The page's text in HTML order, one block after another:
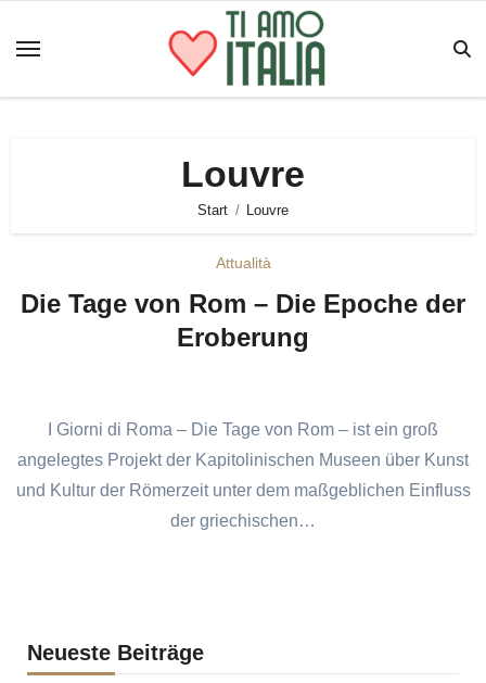
Inhalt
Louvre
Start Louvre
Attualità
Die Tage von Rom – Die Epoche der
Eroberung
I Giorni di Roma – Die Tage von Rom – ist ein groß
angelegtes Projekt der Kapitolinischen Museen über Kunst
und Kultur der Römerzeit unter dem maßgeblichen Einfluss
der griechischen…
Neueste Beiträge